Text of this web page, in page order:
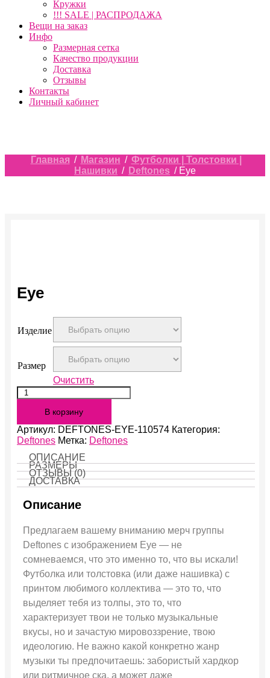
Кружки
!!! SALE | РАСПРОДАЖА
Вещи на заказ
Инфо
Размерная сетка
Качество продукции
Доставка
Отзывы
Контакты
Личный кабинет
Главная / Магазин / Футболки | Толстовки |
Нашивки / Deftones / Eye
Eye
Изделие
Размер
Очистить
Количество
Eye
В корзину
Артикул: DEFTONES-EYE-110574 Категория:
Deftones Метка: Deftones
ОПИСАНИЕ
РАЗМЕРЫ
ОТЗЫВЫ (0)
ДОСТАВКА
Описание
Предлагаем вашему вниманию мерч группы
Deftones с изображением Eye — не
сомневаемся, что это именно то, что вы искали!
Футболка или толстовка (или даже нашивка) с
принтом любимого коллектива — это то, что
выделяет тебя из толпы, это то, что
характеризует твои не только музыкальные
вкусы, но и зачастую мировоззрение, твою
идеологию. Не важно какой конкретно жанр
музыки ты предпочитаешь: забористый хардкор
или ритмичное ска, а может даже